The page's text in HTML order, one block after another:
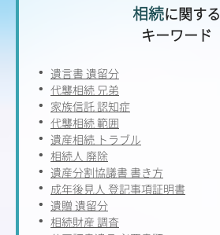
相続に関する
キーワード
遺言書 遺留分
代襲相続 兄弟
家族信託 認知症
代襲相続 範囲
遺産相続 トラブル
相続人 廃除
遺産分割協議書 書き方
成年後見人 登記事項証明書
遺贈 遺留分
相続財産 調査